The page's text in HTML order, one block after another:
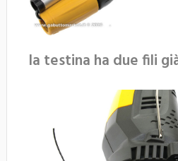
la testina ha due fili